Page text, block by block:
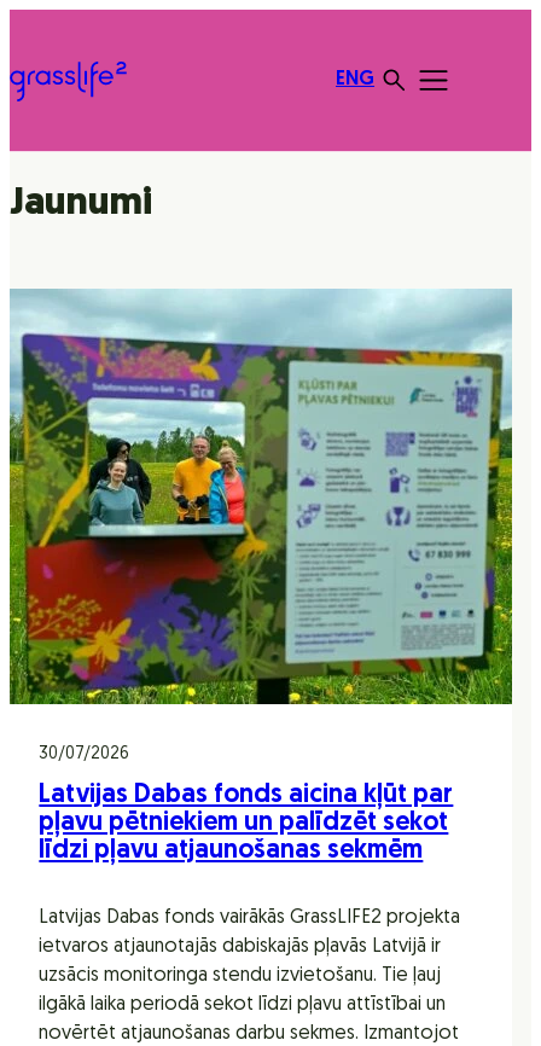
ENG
Jaunumi
30/07/2026
Latvijas Dabas fonds aicina kļūt par
pļavu pētniekiem un palīdzēt sekot
līdzi pļavu atjaunošanas sekmēm
Latvijas Dabas fonds vairākās GrassLIFE2 projekta
ietvaros atjaunotajās dabiskajās pļavās Latvijā ir
uzsācis monitoringa stendu izvietošanu. Tie ļauj
ilgākā laika periodā sekot līdzi pļavu attīstībai un
novērtēt atjaunošanas darbu sekmes. Izmantojot